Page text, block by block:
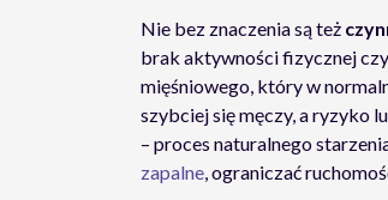
Nie bez znaczenia są też
brak aktywności fizycznej
mięśniowego, który w
szybciej się męczy, a ryzyko
– proces naturalnego
zapalne, ograniczać